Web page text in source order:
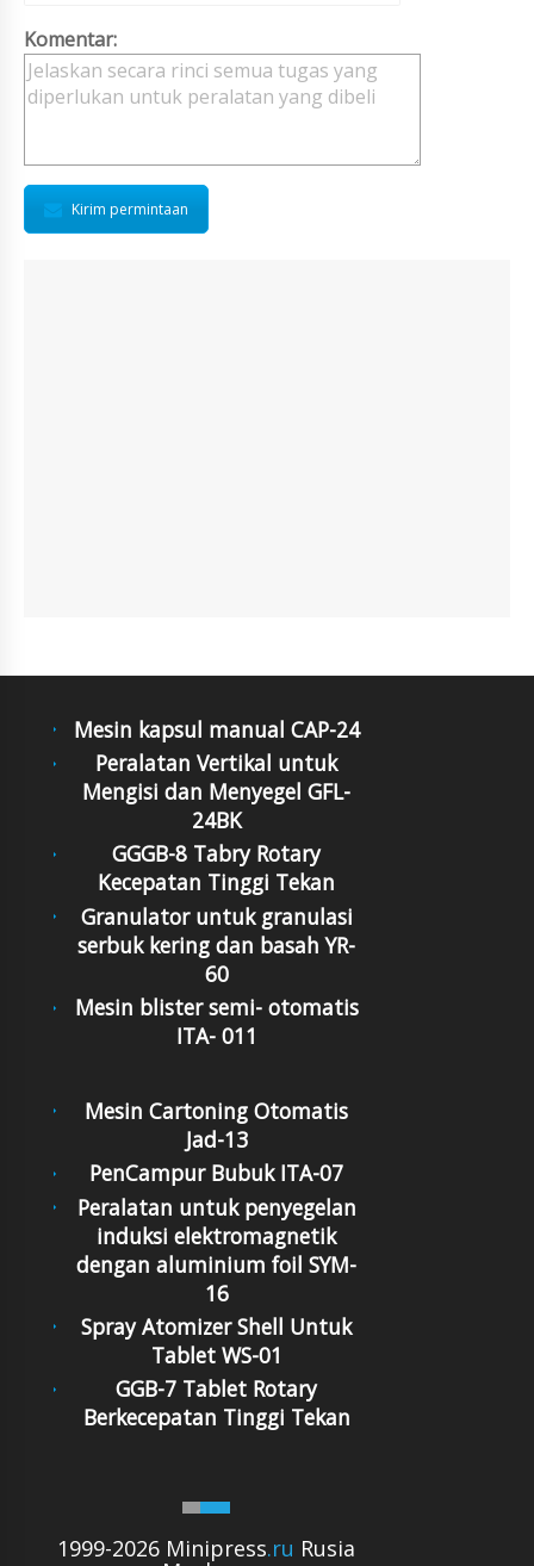
Komentar:
Kirim permintaan
Mesin kapsul manual CAP-24
Peralatan Vertikal untuk
Mengisi dan Menyegel GFL-
24BK
GGGB-8 Tabry Rotary
Kecepatan Tinggi Tekan
Granulator untuk granulasi
serbuk kering dan basah YR-
60
Mesin blister semi- otomatis
ITA- 011
1999-2026 Minipress.ru Rusia
Mesin Cartoning Otomatis
Jad-13
PenCampur Bubuk ITA-07
Peralatan untuk penyegelan
induksi elektromagnetik
dengan aluminium foil SYM-
16
Spray Atomizer Shell Untuk
Tablet WS-01
GGB-7 Tablet Rotary
Berkecepatan Tinggi Tekan